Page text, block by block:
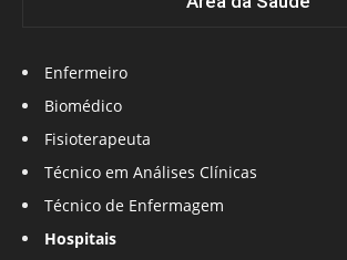
Enfermeiro
Biomédico
Fisioterapeuta
Técnico em Análises Clínicas
Técnico de Enfermagem
Hospitais